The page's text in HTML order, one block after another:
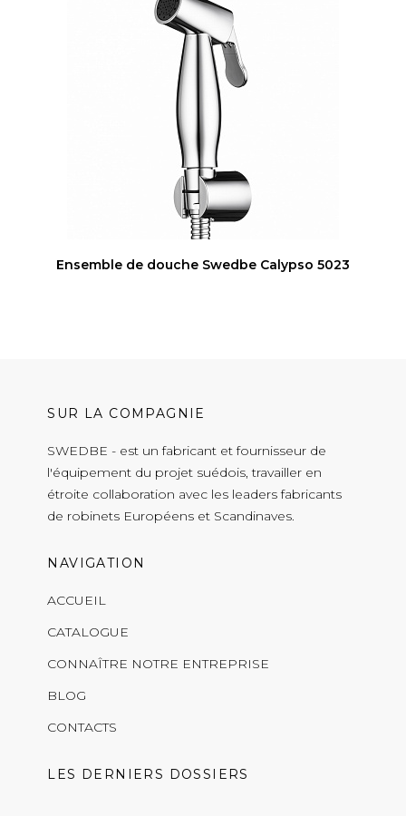
Ensemble de douche Swedbe Calypso 5023
SUR LA COMPAGNIE
SWEDBE - est un fabricant et fournisseur de
l'équipement du projet suédois, travailler en
étroite collaboration avec les leaders fabricants
de robinets Européens et Scandinaves.
NAVIGATION
ACCUEIL
CATALOGUE
CONNAÎTRE NOTRE ENTREPRISE
BLOG
CONTACTS
LES DERNIERS DOSSIERS